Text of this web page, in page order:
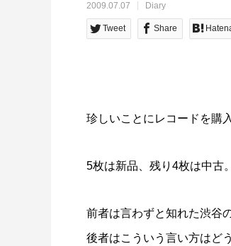
2009.07.07 Diary
Tweet Share
珍しいことにレコードを購入
5枚は新品、残り4枚は中古。
前者は言わずと知れた渋谷
後者はこういう言い方はど